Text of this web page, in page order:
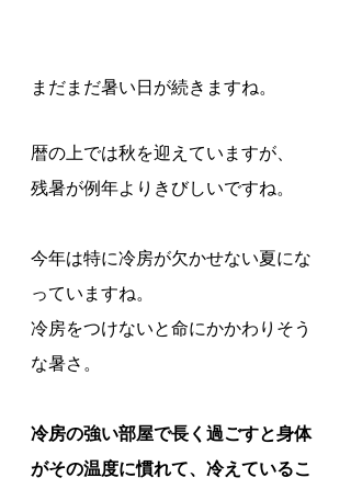
まだまだ暑い日が続きますね。
暦の上では秋を迎えていますが、
残暑が例年よりきびしいですね。
今年は特に冷房が欠かせない夏にな
っていますね。
冷房をつけないと命にかかわりそう
な暑さ。
冷房の強い部屋で長く過ごすと身体
がその温度に慣れて、冷えているこ